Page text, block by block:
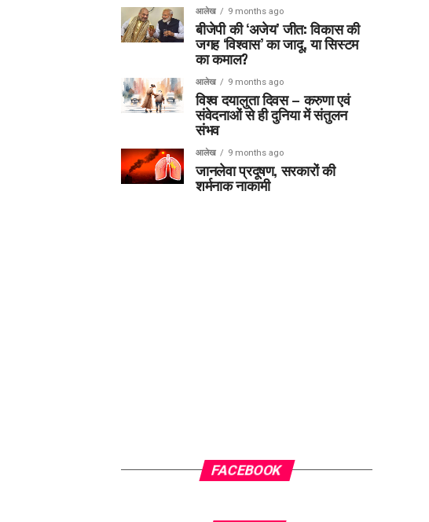
आलेख 9 months ago
बीजेपी की ‘अजेय’ जीत: विकास की
जगह ‘विश्वास’ का जादू, या सिस्टम
का कमाल?
आलेख 9 months ago
विश्व दयालुता दिवस – करुणा एवं
संवेदनाओं से ही दुनिया में संतुलन
संभव
आलेख 9 months ago
जानलेवा प्रदूषण, सरकारों की
शर्मनाक नाकामी
FACEBOOK